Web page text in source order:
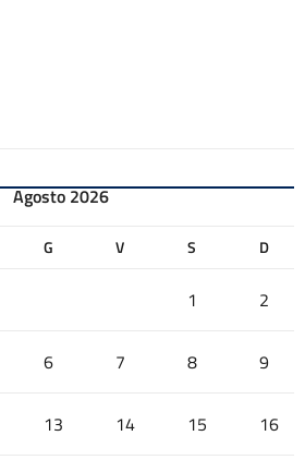
Agosto 2026
G V S D
1 2
6 7 8 9
13 14 15 16